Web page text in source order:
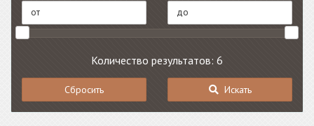
Количество результатов: 6
Сбросить Искать